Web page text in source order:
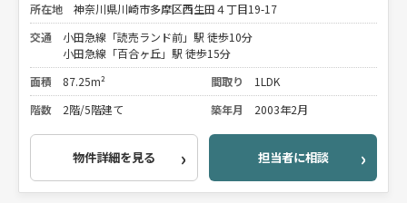
所在地
神奈川県川崎市多摩区西生田４丁目19-17
交通
小田急線「読売ランド前」駅 徒歩10分
小田急線「百合ヶ丘」駅 徒歩15分
面積
87.25m² 間取り
1LDK
階数
2階/5階建て 築年月 2003年2月
物件詳細を見る 担当者に相談